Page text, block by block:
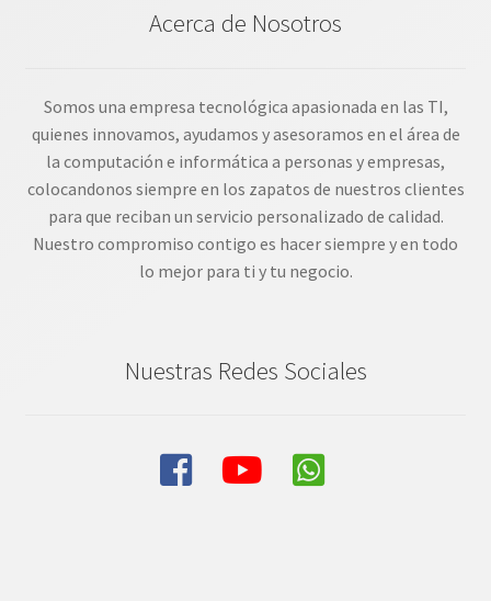
Acerca de Nosotros
Somos una empresa tecnológica apasionada en las TI,
quienes innovamos, ayudamos y asesoramos en el área de
la computación e informática a personas y empresas,
colocandonos siempre en los zapatos de nuestros clientes
para que reciban un servicio personalizado de calidad.
Nuestro compromiso contigo es hacer siempre y en todo
lo mejor para ti y tu negocio.
Nuestras Redes Sociales